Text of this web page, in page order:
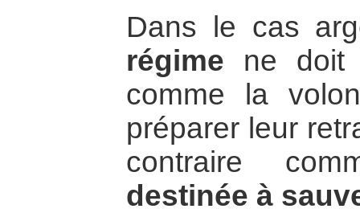
Dans le cas
régime ne doit
comme la
préparer leur
contraire
destinée à